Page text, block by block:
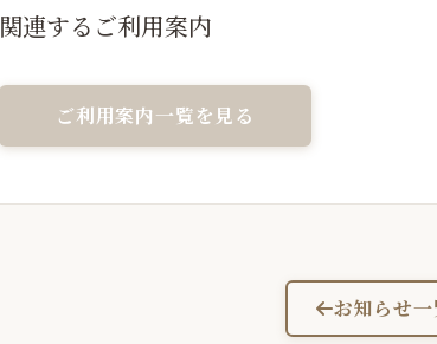
関連するご利用案内
ご利用案内一覧を見る
お知らせ